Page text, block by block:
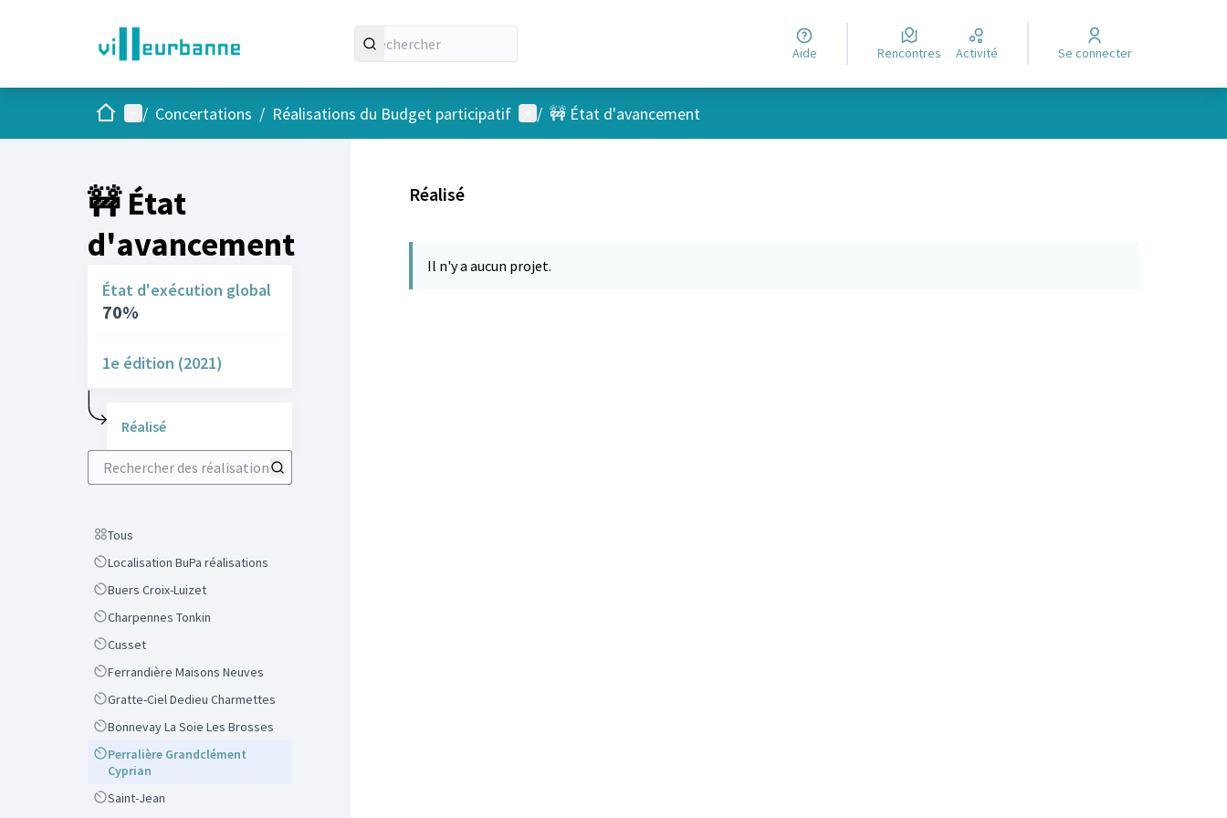
Aide Rencontres Activité Se connecter
AccueilMenu principal
/ Concertations / Réalisations du Budget participatif Menu utilisateur
/ 🚧 État d'avancement
🚧 État
d'avancement
État d'exécution global
70%
1e édition (2021)
Réalisé
Rechercher des réalisations
Scope
Tous
ScopeLocalisation BuPa réalisations
ScopeBuers Croix-Luizet
ScopeCharpennes Tonkin
ScopeCusset
ScopeFerrandière Maisons Neuves
ScopeGratte-Ciel Dedieu Charmettes
ScopeBonnevay La Soie Les Brosses
Scope
Perralière Grandclément
Cyprian
ScopeSaint-Jean
Réalisé
Il n'y a aucun projet.